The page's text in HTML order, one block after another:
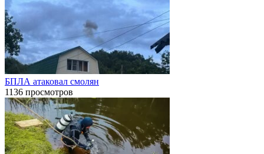
БПЛА атаковал смолян
1136 просмотров